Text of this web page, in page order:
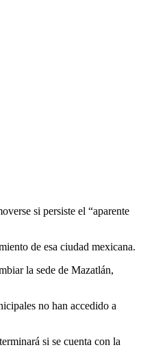
si persiste el “aparente
de esa ciudad mexicana.
la sede de Mazatlán,
no han accedido a
si se cuenta con la